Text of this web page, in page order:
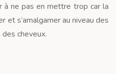
à ne pas en mettre trop car la
et s’amalgamer au niveau des
cheveux.